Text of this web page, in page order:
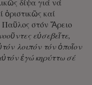
δίψα γιά νά
ὁριστικῶς καί
Παῦλος στόν Ἄρειο
εὐσεβεῖτε,
λοιπόν τόν ὁποῖον
ἐγώ κηρύττω σέ